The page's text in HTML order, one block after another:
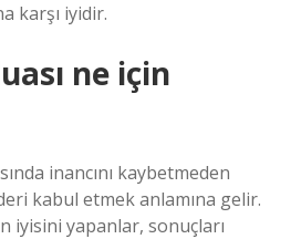
karşı iyidir.
ne için
inancını kaybetmeden
kabul etmek anlamına gelir.
iyisini yapanlar, sonuçları